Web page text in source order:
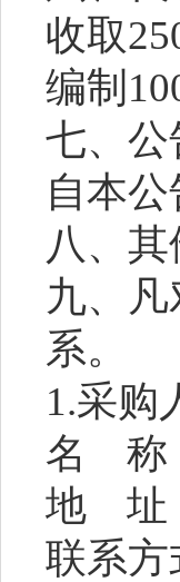
收取
编制
七、公
自本
八、
九、
系。
1.采购
名
称
地
址
联系方